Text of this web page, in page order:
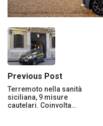
Previous Post
Terremoto nella sanità
siciliana, 9 misure
cautelari. Coinvolta…